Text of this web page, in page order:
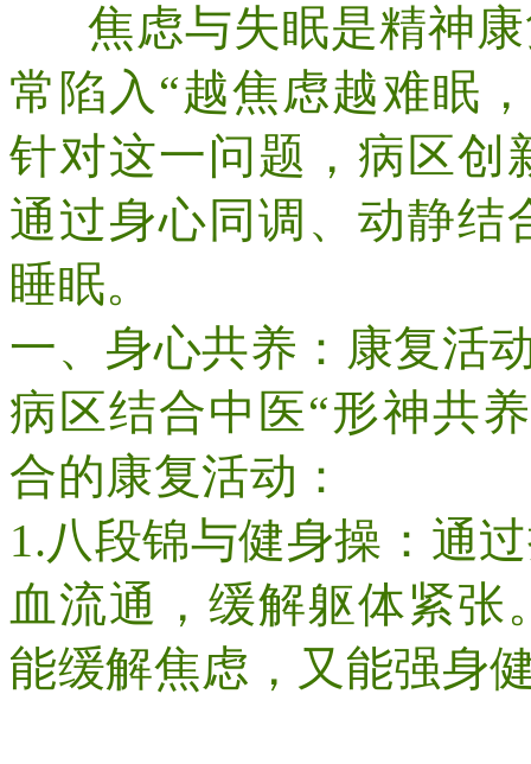
焦虑与失眠是精神康
常陷入“越焦虑越难眠
针对这一问题，病区创
通过身心同调、动静结
睡眠。
一、身心共养：康复活
病区结合中医“形神共
合的康复活动：
1.八段锦与健身操：通
血流通，缓解躯体紧
能缓解焦虑，又能强身